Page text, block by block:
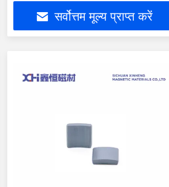
सर्वोत्तम मूल्य प्राप्त करें